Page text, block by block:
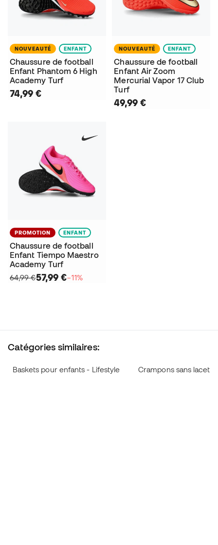
NOUVEAUTÉ ENFANT
Chaussure de football
Enfant Phantom 6 High
Academy Turf
74,99 €
NOUVEAUTÉ ENFANT
Chaussure de football
Enfant Air Zoom
Mercurial Vapor 17 Club
Turf
49,99 €
PROMOTION ENFANT
Chaussure de football
Enfant Tiempo Maestro
Academy Turf
64,99 €57,99 €−11%
Catégories similaires:
Baskets pour enfants - Lifestyle Crampons sans lacets